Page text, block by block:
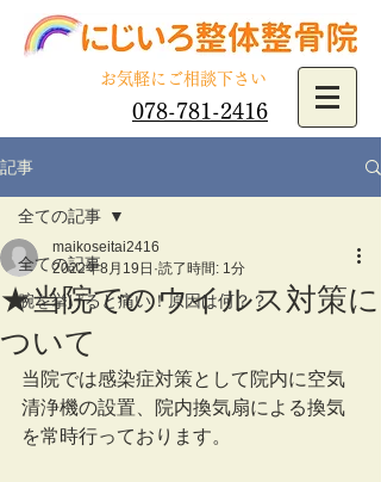
078-781-2416
​お気軽にご相談下さい
記事
全ての記事
腕を挙げると痛い！原因は何？？
全ての記事
★当院でのウイルス対策に
ついて
maikoseitai2416
2022年8月19日 読了時間: 1分
当院では感染症対策として院内に空気
清浄機の設置、院内換気扇による換気
を常時行っております。